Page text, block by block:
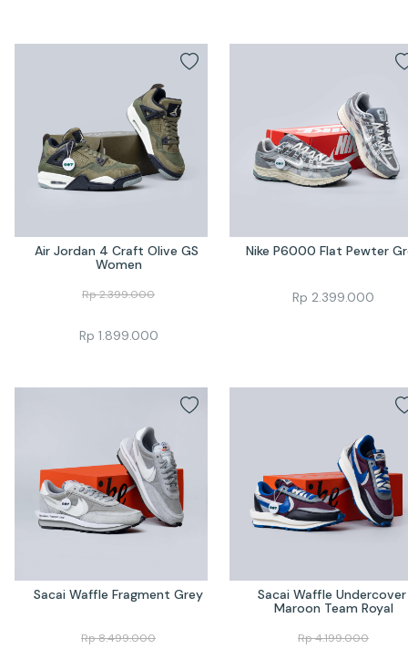
Air Jordan 4 Craft Olive GS
Women
Rp2.399.000
Rp 1.899.000
Nike P6000 Flat Pewter
Rp 2.399.000
Sacai Waffle Fragment Grey
Rp8.499.000
Sacai Waffle Undercover
Maroon Team Royal
Rp4.199.000